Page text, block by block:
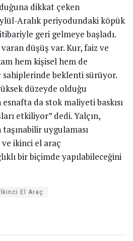
dikkat çeken
Aralık periyodundaki köpük
geri gelmeye başladı.
düşüş var. Kur, faiz ve
hem kişisel hem de
beklenti sürüyor.
düzeyde olduğu
da stok maliyeti baskısı
etkiliyor” dedi. Yalçın,
uygulaması
ikinci el araç
bir biçimde yapılabileceğini
İkinci El Araç